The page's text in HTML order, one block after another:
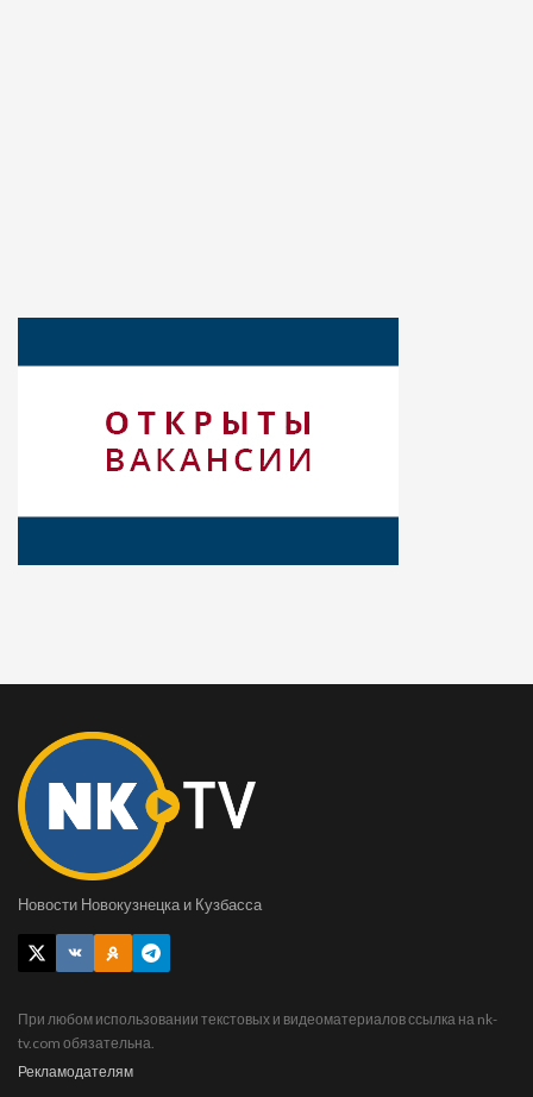
Новости Новокузнецка и Кузбасса
При любом использовании текстовых и видеоматериалов ссылка на nk-
tv.com обязательна.
Рекламодателям